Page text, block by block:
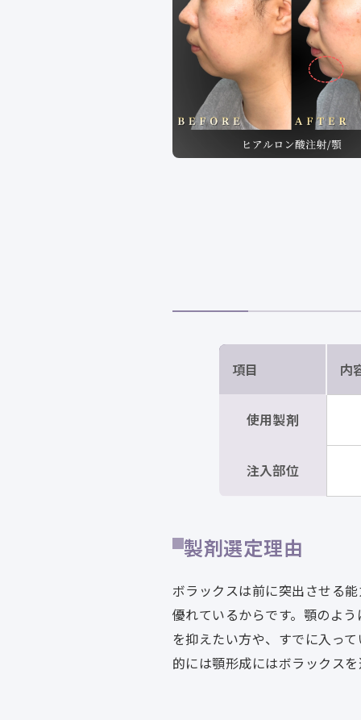
項目 内
使用製剤
注入部位
製剤選定理由
ボラックスは前に突出させる
優れているからです。顎のよ
を抑えたい方や、すでに入っ
的には顎形成にはボラックス